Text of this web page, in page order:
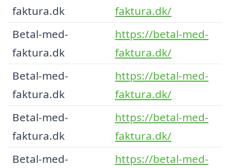
faktura.dk
faktura.dk/
Betal-med-
faktura.dk
https://betal-med-
faktura.dk/
Betal-med-
faktura.dk
https://betal-med-
faktura.dk/
Betal-med-
faktura.dk
https://betal-med-
faktura.dk/
Betal-med-
https://betal-med-